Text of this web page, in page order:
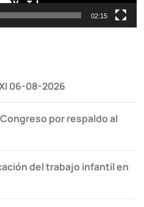
02:15
06-08-2026
por respaldo al
del trabajo infantil en